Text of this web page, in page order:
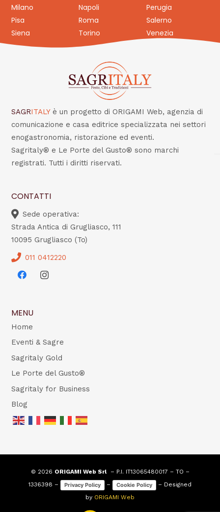
Milano
Napoli
Perugia
Pisa
Roma
Salerno
Siena
Torino Venezia
SAGRITALY è un progetto di ORIGAMI Web, agenzia di
comunicazione e casa editrice specializzata nei settori
enogastronomia, ristorazione ed eventi.
Sagritaly® e Le Porte del Gusto® sono marchi
registrati. Tutti i diritti riservati.
CONTATTI
Sede operativa:
Strada Antica di Grugliasco, 111
10095 Grugliasco (To)
011 0412220
MENU
Home
Eventi & Sagre
Sagritaly Gold
Le Porte del Gusto®
Sagritaly for Business
Blog
© 2026 ORIGAMI Web Srl– P.I. IT13065480017 – TO –
1336398 –
Privacy Policy – Cookie Policy
– Designed
by ORIGAMI Web